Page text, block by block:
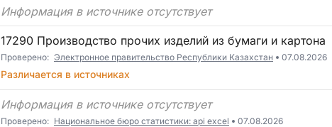
Информация в источнике отсутствует
17290 Производство прочих изделий из бумаги и картона
Проверено: Электронное правительство Республики Казахстан 07.08.2026
Различается в источниках
Информация в источнике отсутствует
Проверено: Национальное бюро статистики: api excel 07.08.2026